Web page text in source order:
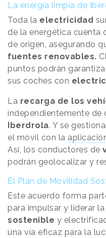
La energía limpia de
Toda la electricidad
de la energética cuenta
de origen, asegurando
fuentes renovables.
puntos podrán
sus coches con
La recarga de los
independientemente de
Iberdrola. Y se
el móvil con la
Así, los conductores de
podrán geolocalizar y
El Plan de Movilidad
Este acuerdo forma
para impulsar y liderar
sostenible y
una vía eficaz para la